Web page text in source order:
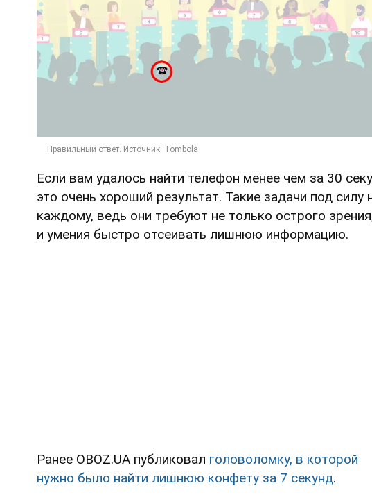
Если вам удалось найти телефон менее чем за 30
это очень хороший результат. Такие задачи под силу
каждому, ведь они требуют не только острого
и умения быстро отсеивать лишнюю информацию.
Ранее OBOZ.UA публиковал головоломку, в которой
нужно было найти лишнюю конфету за 7 секунд.